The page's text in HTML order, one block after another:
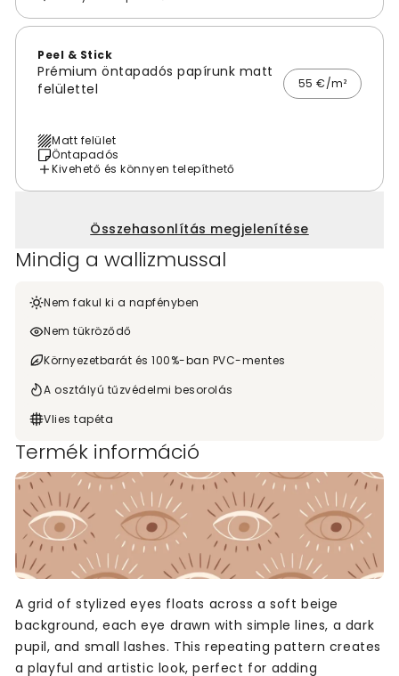
Peel & Stick
Prémium öntapadós papírunk matt
felülettel
55 €/m²
Matt felület
Öntapadós
Kivehető és könnyen telepíthető
Összehasonlítás megjelenítése
Mindig a wallizmussal
Nem fakul ki a napfényben
Nem tükröződő
Környezetbarát és 100%-ban PVC-mentes
A osztályú tűzvédelmi besorolás
Vlies tapéta
Termék információ
A grid of stylized eyes floats across a soft beige
background, each eye drawn with simple lines, a dark
pupil, and small lashes. This repeating pattern creates
a playful and artistic look, perfect for adding